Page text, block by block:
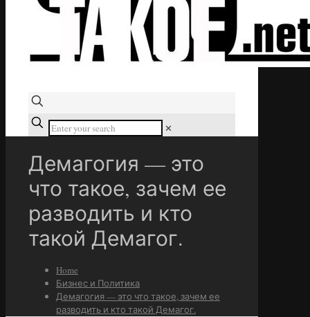
✕
Демагогия — это
что такое, зачем ее
разводить и кто
такой Демагог.
Home
Бизнес и Политика
Демагогия — это что такое, зачем ее
разводить и кто такой Демагог.